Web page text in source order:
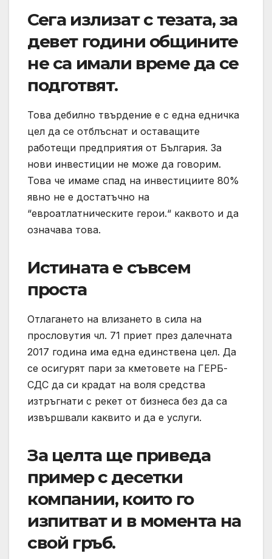
Сега излизат с тезата, за
девет години общините
не са имали време да се
подготвят.
Това дебилно твърдение е с една едничка
цел да се отблъснат и оставащите
работещи предприятия от България. За
нови инвестиции не може да говорим.
Това че имаме спад на инвестициите 80%
явно не е достатъчно на
“евроатлатническите герои.“ каквото и да
означава това.
Истината е съвсем
проста
Отлагането на влизането в сила на
прословутия чл. 71 приет през далечната
2017 година има една единствена цел. Да
се осигурят пари за кметовете на ГЕРБ-
СДС да си крадат на воля средства
изтръгнати с рекет от бизнеса без да са
извършвали каквито и да е услуги.
За целта ще приведа
пример с десетки
компании, които го
изпитват и в момента на
свой гръб.